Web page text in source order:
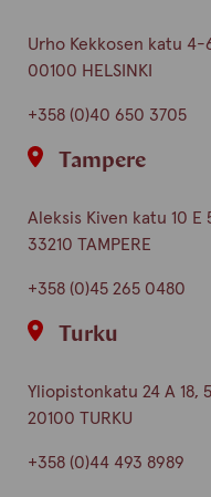
Urho Kekkosen katu 4-
00100 HELSINKI
+358 (0)40 650 3705
Tampere
Aleksis Kiven katu 10 E
33210 TAMPERE
+358 (0)45 265 0480
Turku
Yliopistonkatu 24 A 18,
20100 TURKU
+358 (0)44 493 8989